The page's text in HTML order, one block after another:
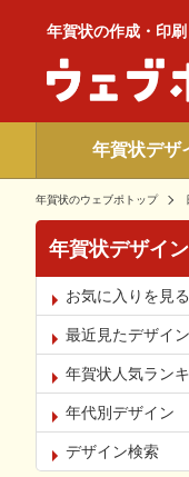
年賀状の作成・印
年賀状デザ
年賀状のウェブポトップ
年賀状デザイン
お気に入りを見る
最近見たデザイン
年賀状人気ラン
年代別デザイン
デザイン検索